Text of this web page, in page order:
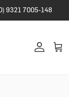
9321 7005-148